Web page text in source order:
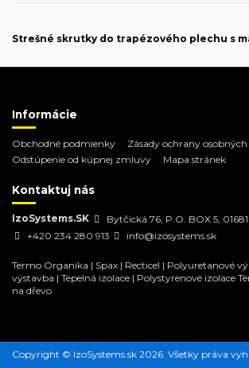
Strešné skrutky do trapézového plechu s
Informácie
Obchodné podmienky
Zásady ochrany
Odstúpenie od kúpnej zmluvy
Mapa stránek
Kontaktuj nás
IzoSystems.SK
Bytčická 76, P.O. BOX 5,
+420 234 280 913
info@izosystems.sk
Termo Organika | Spax | Recticel | Polyuretanové
výstavba | Tepelná izolace | Polystyrenové izolace
na dřevo
Copyright © IzoSystems.sk 2026. Všetky práva